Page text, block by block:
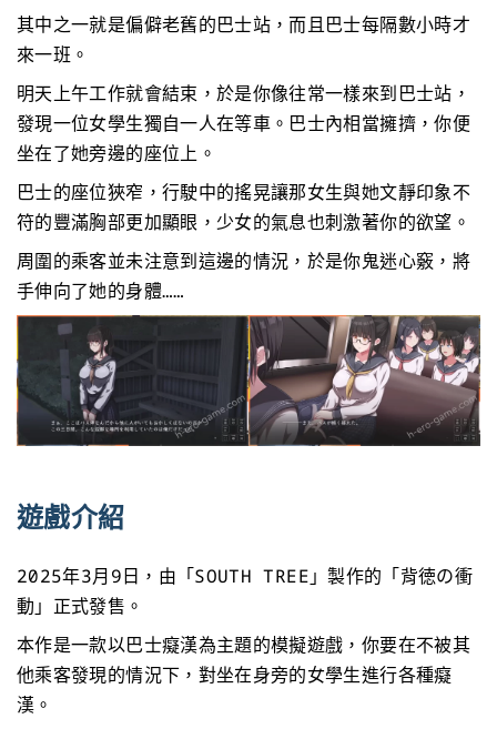
其中之一就是偏僻老舊的巴士站，而且巴士每隔數小時才
來一班。
明天上午工作就會結束，於是你像往常一樣來到巴士站，
發現一位女學生獨自一人在等車。巴士內相當擁擠，你便
坐在了她旁邊的座位上。
巴士的座位狹窄，行駛中的搖晃讓那女生與她文靜印象不
符的豐滿胸部更加顯眼，少女的氣息也刺激著你的欲望。
周圍的乘客並未注意到這邊的情況，於是你鬼迷心竅，將
手伸向了她的身體……
遊戲介紹
2025年3月9日，由「SOUTH TREE」製作的「背徳の衝
動」正式發售。
本作是一款以巴士癡漢為主題的模擬遊戲，你要在不被其
他乘客發現的情況下，對坐在身旁的女學生進行各種癡
漢。